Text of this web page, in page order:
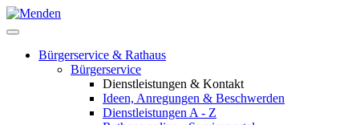
Bürgerservice & Rathaus
Bürgerservice
Dienstleistungen & Kontakt
Ideen, Anregungen & Beschwerden
Dienstleistungen A - Z